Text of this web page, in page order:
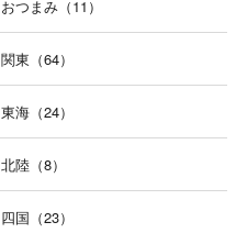
おつまみ（11）
関東（64）
東海（24）
北陸（8）
四国（23）